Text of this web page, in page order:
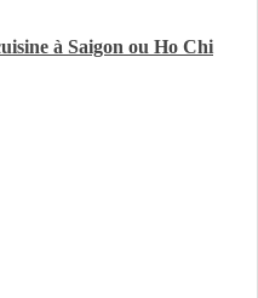
à Saigon ou Ho Chi